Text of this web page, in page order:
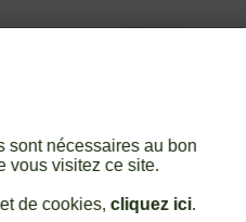
sont nécessaires au bon
vous visitez ce site.
de cookies, cliquez ici.